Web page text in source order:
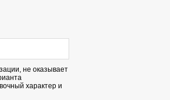
не оказывает
характер и